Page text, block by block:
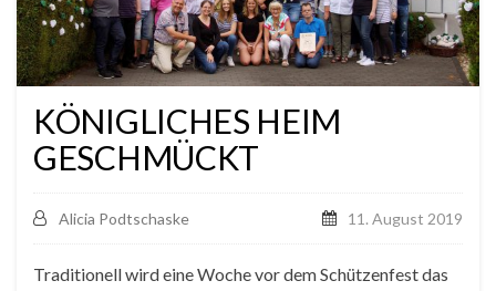
KÖNIGLICHES HEIM
GESCHMÜCKT
Alicia Podtschaske 11. August 2019
Traditionell wird eine Woche vor dem Schützenfest das